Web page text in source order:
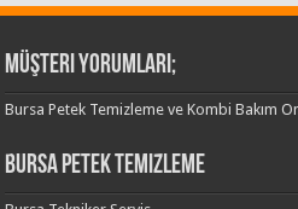
Müşteri Yorumları;
Bursa Petek Temizleme ve Kombi Bakım
Bursa Petek Temizleme